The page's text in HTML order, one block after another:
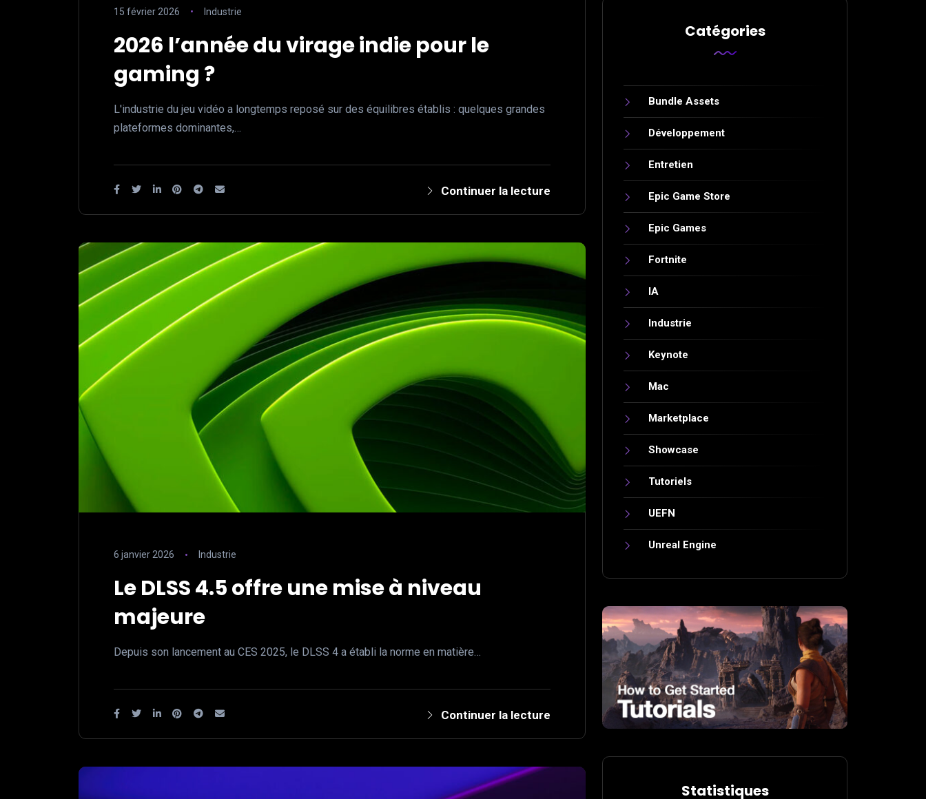
15 février 2026 Industrie
2026 l’année du virage indie pour le
gaming ?
L'industrie du jeu vidéo a longtemps reposé sur des équilibres établis : quelques grandes
plateformes dominantes,…
6 janvier 2026 Industrie
Le DLSS 4.5 offre une mise à niveau
majeure
Depuis son lancement au CES 2025, le DLSS 4 a établi la norme en matière…
Catégories
Bundle Assets
Développement
Entretien
Epic Game Store
Epic Games
Fortnite
IA
Industrie
Keynote
Mac
Marketplace
Showcase
Tutoriels
UEFN
Unreal Engine
Statistiques